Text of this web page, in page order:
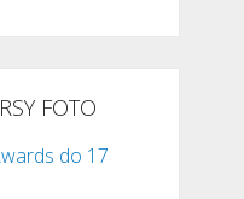
FOTO
do 17